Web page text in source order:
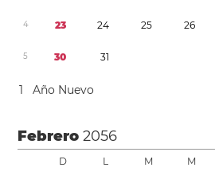
4 23 24 25 26
5 30 31
1 Año Nuevo
Febrero2056
D L M M